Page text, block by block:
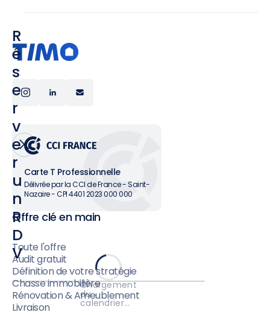
R
é
s
e
r
v
e
r
u
n
R
D
V
Chargement
du
calendrier…
Carte T Professionnelle
Délivrée par la CCI de France - Saint-
Nazaire - CPI 4401 2023 000 000
Offre clé en main
Toute l'offre
Audit gratuit
Définition de votre stratégie
Chasse immobilière
Rénovation & Ameublement
Livraison